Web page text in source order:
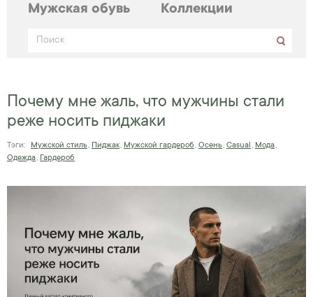
Мужская обувь
Коллекции
Почему мне жаль, что мужчины стали
реже носить пиджаки
Тэги: Мужской стиль, Пиджак, Мужской гардероб, Осень, Casual, Мода,
Одежда, Гардероб